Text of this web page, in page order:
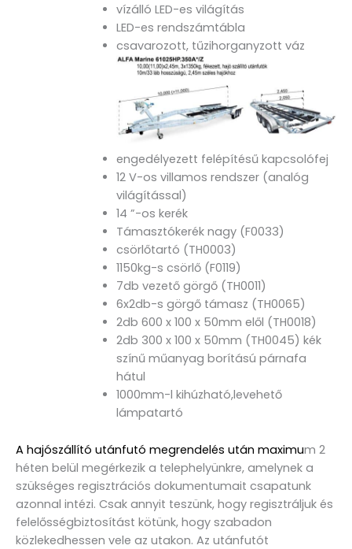
vízálló LED-es világítás
LED-es rendszámtábla
csavarozott, tűzihorganyzott váz
engedélyezett felépítésű kapcsolófej
12 V-os villamos rendszer (analóg
világítással)
14 ”-os kerék
Támasztókerék nagy (F0033)
csörlőtartó (TH0003)
1150kg-s csörlő (F0119)
7db vezető görgő (TH0011)
6x2db-s görgő támasz (TH0065)
2db 600 x 100 x 50mm elől (TH0018)
2db 300 x 100 x 50mm (TH0045) kék
színű műanyag borítású párnafa
hátul
1000mm-l kihúzható,levehető
lámpatartó
A hajószállító utánfutó megrendelés után maximum 2
héten belül megérkezik a telephelyünkre, amelynek a
szükséges regisztrációs dokumentumait csapatunk
azonnal intézi. Csak annyit teszünk, hogy regisztráljuk és
felelősségbiztosítást kötünk, hogy szabadon
közlekedhessen vele az utakon. Az utánfutót